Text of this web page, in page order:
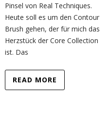
Pinsel von Real Techniques.
Heute soll es um den Contour
Brush gehen, der für mich das
Herzstück der Core Collection
ist. Das
READ MORE